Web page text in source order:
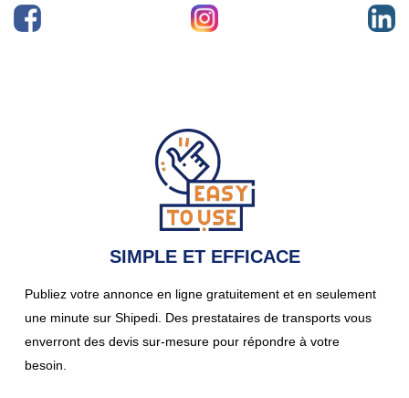
SIMPLE ET EFFICACE
Publiez votre annonce en ligne gratuitement et en seulement
une minute sur Shipedi. Des prestataires de transports vous
enverront des devis sur-mesure pour répondre à votre
besoin.